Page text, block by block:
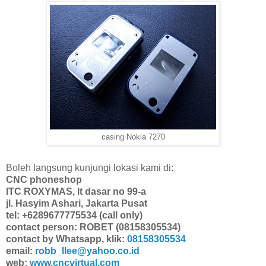
casing Nokia 7270
Boleh langsung kunjungi lokasi kami di:
CNC phoneshop
ITC ROXYMAS, lt dasar no 99-a
jl. Hasyim Ashari, Jakarta Pusat
tel: +6289677775534 (call only)
contact person: ROBET (08158305534)
contact by Whatsapp, klik: 08158305534
email: robb_llee@yahoo.co.id
web: www.cncvirtual.com